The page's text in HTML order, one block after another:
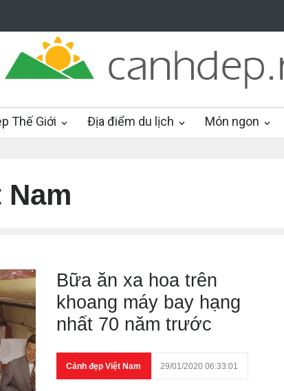
Thế Giới Địa điểm du lịch Món ngon
Bữa ăn xa hoa trên
khoang máy bay hạng
nhất 70 năm trước
Cảnh đẹp Việt Nam 29/01/2020 06:33:01